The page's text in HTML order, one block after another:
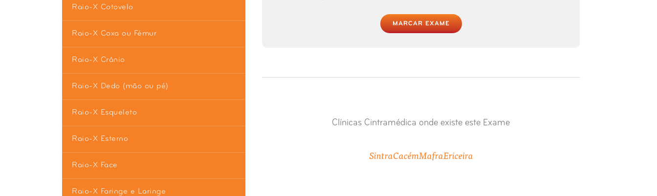
Raio-X Cotovelo
Raio-X Coxa ou Fémur
Raio-X Crânio
Raio-X Dedo (mão ou pé)
Raio-X Esqueleto
Raio-X Esterno
Raio-X Face
Raio-X Faringe e Laringe
MARCAR EXAME
Clínicas Cintramédica onde existe este Exame
SintraCacémMafraEriceira